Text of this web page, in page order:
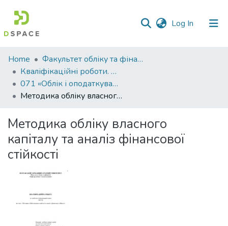
Log In (current)
Communities
&
Collections
All of DSpace
Statistics
Home
Факультет обліку та фінансів
Кваліфікаційні роботи. Факультет обліку та фінансів
071 «Облік і оподаткування» - Магістри 2023-2024
Методика обліку власного капіталу та аналіз фінансової стійкості
Методика обліку власного
капіталу та аналіз фінансової
стійкості